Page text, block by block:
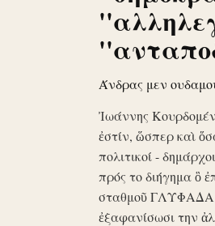
Άνδρας μεν
Ἰωάννης
ἐστίν, ὥσπερ καὶ
πολιτικοί -
πρός το διήγημα ὃ
σταθμοῦ ΓΛΥΦΑΔΑ
ἐξαφανίσωσι την